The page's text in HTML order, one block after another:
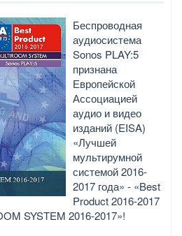
Беспроводная
аудиосистема
Sonos PLAY:5
признана
Европейской
Ассоциацией
аудио и видео
изданий (EISA)
«Лучшей
мультирумной
системой 2016-
2017 года» - «Best
Product 2016-2017
SYSTEM 2016-2017»!